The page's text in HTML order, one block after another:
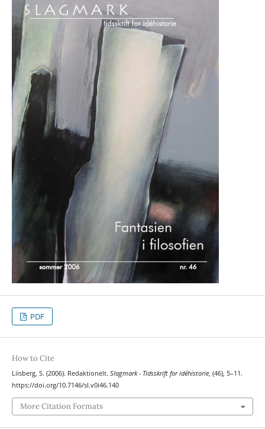
PDF
How to Cite
Liisberg, S. (2006). Redaktionelt. Slagmark - Tidsskrift for idéhistorie, (46), 5–11.
https://doi.org/10.7146/sl.v0i46.140
More Citation Formats